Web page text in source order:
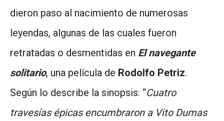
dieron paso al nacimiento de numerosas
leyendas, algunas de las cuales fueron
retratadas o desmentidas en El navegante
solitario, una película de Rodolfo Petriz.
Según lo describe la sinopsis: “Cuatro
travesías épicas encumbraron a Vito Dumas